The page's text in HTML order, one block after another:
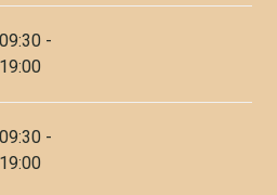
2026AL25 MAIG
MAIG 2026
2026
09:30 -
19:00
09:30 -
19:00